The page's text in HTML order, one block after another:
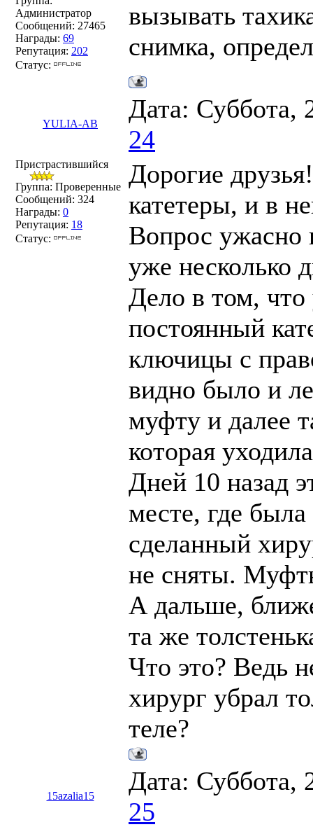
Администратор
Сообщений: 27465
Награды: 69
Репутация: 202
Статус:
вызывать
снимка,
YULIA-AB
Дата: Суббота,
24
Пристрастившийся
Группа: Проверенные
Сообщений: 324
Награды: 0
Репутация: 18
Статус:
Дорогие
катетеры, и в
Вопрос ужасно
уже несколько
Дело в том,
постоянный
ключицы с
видно было и
муфту и далее
которая
Дней 10 назад
месте, где
сделанный
не сняты.
А дальше,
та же
Что это? Ведь
хирург убрал
теле?
15azalia15
Дата: Суббота,
25